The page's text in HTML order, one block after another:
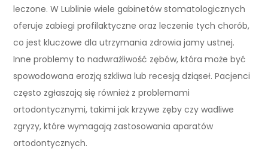
leczone. W Lublinie wiele gabinetów stomatologicznych
oferuje zabiegi profilaktyczne oraz leczenie tych chorób,
co jest kluczowe dla utrzymania zdrowia jamy ustnej.
Inne problemy to nadwrażliwość zębów, która może być
spowodowana erozją szkliwa lub recesją dziąseł. Pacjenci
często zgłaszają się również z problemami
ortodontycznymi, takimi jak krzywe zęby czy wadliwe
zgryzy, które wymagają zastosowania aparatów
ortodontycznych.